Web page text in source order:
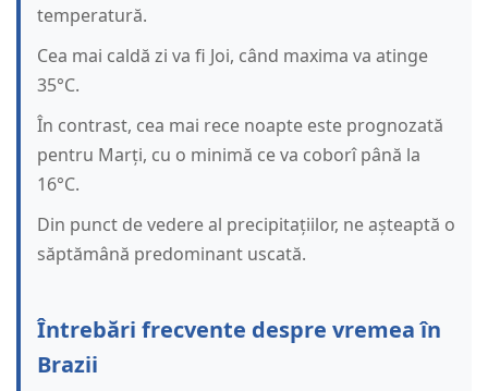
temperatură.
Cea mai caldă zi va fi Joi, când maxima va atinge
35°C.
În contrast, cea mai rece noapte este prognozată
pentru Marți, cu o minimă ce va coborî până la
16°C.
Din punct de vedere al precipitațiilor, ne așteaptă o
săptămână predominant uscată.
Întrebări frecvente despre vremea în
Brazii